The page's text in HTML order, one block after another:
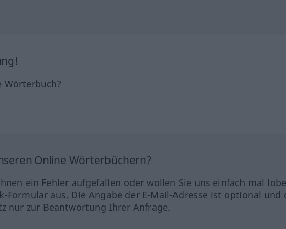
Wörterbuch?
Online Wörterbüchern?
ein Fehler aufgefallen oder wollen Sie uns einfach mal
Formular aus. Die Angabe der E-Mail-Adresse ist optional und
nur zur Beantwortung Ihrer Anfrage.